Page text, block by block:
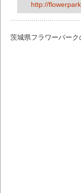
http://
茨城県フラワーパーク